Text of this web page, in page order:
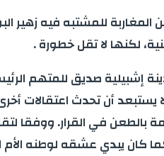
للمشتبه فيه زهير
لكنها لا تقل خطورة .
من اعتقال طالب مغربي جديد يدعى عبد الرزاق
أن تحدث اعتقالات
بالطعن في القرار. ووفقا
كان يبدي عشقه لوطنه